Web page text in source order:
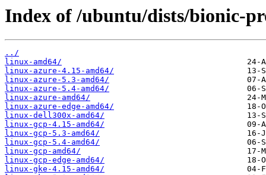
Index of /ubuntu/dists/bionic-
../
linux-amd64/
linux-azure-4.15-amd64/
linux-azure-5.3-amd64/
linux-azure-5.4-amd64/
linux-azure-amd64/
linux-azure-edge-amd64/
linux-dell300x-amd64/
linux-gcp-4.15-amd64/
linux-gcp-5.3-amd64/
linux-gcp-5.4-amd64/
linux-gcp-amd64/
linux-gcp-edge-amd64/
linux-gke-4.15-amd64/